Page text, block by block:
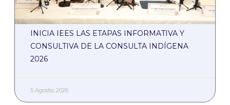
INICIA IEES LAS ETAPAS INFORMATIVA Y
CONSULTIVA DE LA CONSULTA INDÍGENA
2026
5 Agosto, 2026